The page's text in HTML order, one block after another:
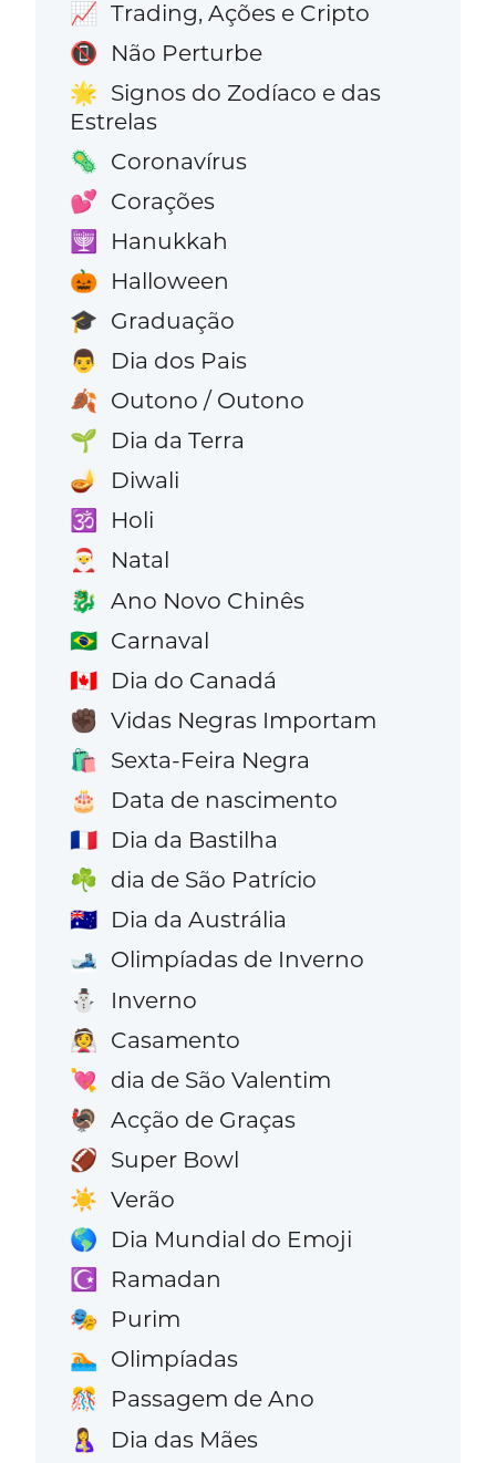
📈 Trading, Ações e Cripto
📵 Não Perturbe
🌟 Signos do Zodíaco e das
Estrelas
🦠 Coronavírus
💕 Corações
🕎 Hanukkah
🎃 Halloween
🎓 Graduação
👨 Dia dos Pais
🍂 Outono / Outono
🌱 Dia da Terra
🪔 Diwali
🕉️ Holi
🎅 Natal
🐉 Ano Novo Chinês
🇧🇷 Carnaval
🇨🇦 Dia do Canadá
✊🏿 Vidas Negras Importam
🛍️ Sexta-Feira Negra
🎂 Data de nascimento
🇫🇷 Dia da Bastilha
☘️ dia de São Patrício
🇦🇺 Dia da Austrália
🎿 Olimpíadas de Inverno
⛄ Inverno
👰 Casamento
💘 dia de São Valentim
🦃 Acção de Graças
🏈 Super Bowl
☀️ Verão
🌎 Dia Mundial do Emoji
☪️ Ramadan
🎭 Purim
🏊 Olimpíadas
🎊 Passagem de Ano
🤱 Dia das Mães